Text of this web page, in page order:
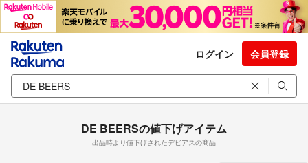
ログイン 会員登録
DE BEERSの値下げアイテム
出品時より値下げされたデビアスの商品